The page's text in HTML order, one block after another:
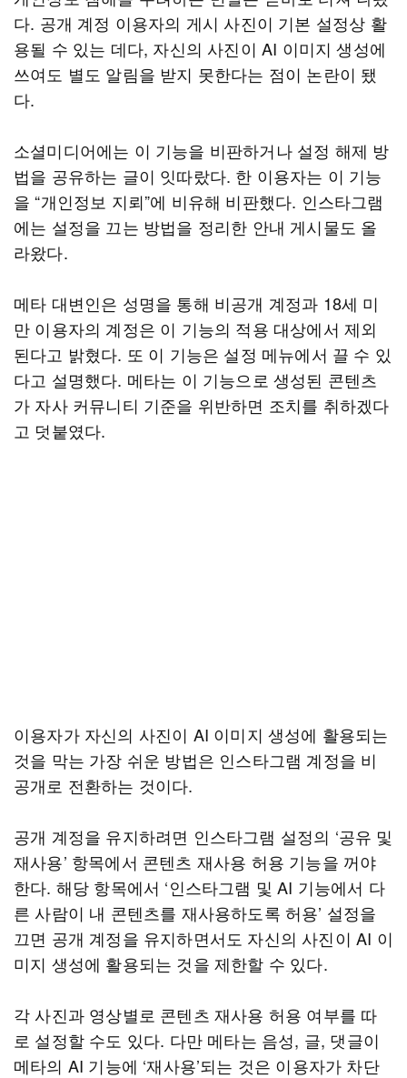
다. 공개 계정 이용자의 게시 사진이 기본 설정상 활
용될 수 있는 데다, 자신의 사진이 AI 이미지 생성에
쓰여도 별도 알림을 받지 못한다는 점이 논란이 됐
다.
소셜미디어에는 이 기능을 비판하거나 설정 해제 방
법을 공유하는 글이 잇따랐다. 한 이용자는 이 기능
을 “개인정보 지뢰”에 비유해 비판했다. 인스타그램
에는 설정을 끄는 방법을 정리한 안내 게시물도 올
라왔다.
메타 대변인은 성명을 통해 비공개 계정과 18세 미
만 이용자의 계정은 이 기능의 적용 대상에서 제외
된다고 밝혔다. 또 이 기능은 설정 메뉴에서 끌 수 있
다고 설명했다. 메타는 이 기능으로 생성된 콘텐츠
가 자사 커뮤니티 기준을 위반하면 조치를 취하겠다
고 덧붙였다.
이용자가 자신의 사진이 AI 이미지 생성에 활용되는
것을 막는 가장 쉬운 방법은 인스타그램 계정을 비
공개로 전환하는 것이다.
공개 계정을 유지하려면 인스타그램 설정의 ‘공유 및
재사용’ 항목에서 콘텐츠 재사용 허용 기능을 꺼야
한다. 해당 항목에서 ‘인스타그램 및 AI 기능에서 다
른 사람이 내 콘텐츠를 재사용하도록 허용’ 설정을
끄면 공개 계정을 유지하면서도 자신의 사진이 AI 이
미지 생성에 활용되는 것을 제한할 수 있다.
각 사진과 영상별로 콘텐츠 재사용 허용 여부를 따
로 설정할 수도 있다. 다만 메타는 음성, 글, 댓글이
메타의 AI 기능에 ‘재사용’되는 것은 이용자가 차단